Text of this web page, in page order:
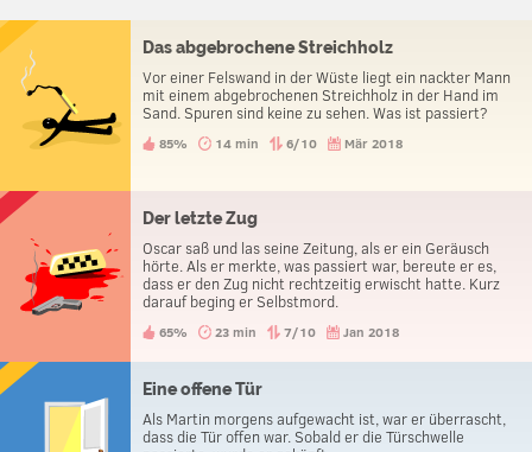
Das abgebrochene Streichholz
Vor einer Felswand in der Wüste liegt ein nackter Mann
mit einem abgebrochenen Streichholz in der Hand im
Sand. Spuren sind keine zu sehen. Was ist passiert?
85% 14 min 6/10 Mär 2018
Der letzte Zug
Oscar saß und las seine Zeitung, als er ein Geräusch
hörte. Als er merkte, was passiert war, bereute er es,
dass er den Zug nicht rechtzeitig erwischt hatte. Kurz
darauf beging er Selbstmord.
65% 23 min 7/10 Jan 2018
Eine offene Tür
Als Martin morgens aufgewacht ist, war er überrascht,
dass die Tür offen war. Sobald er die Türschwelle